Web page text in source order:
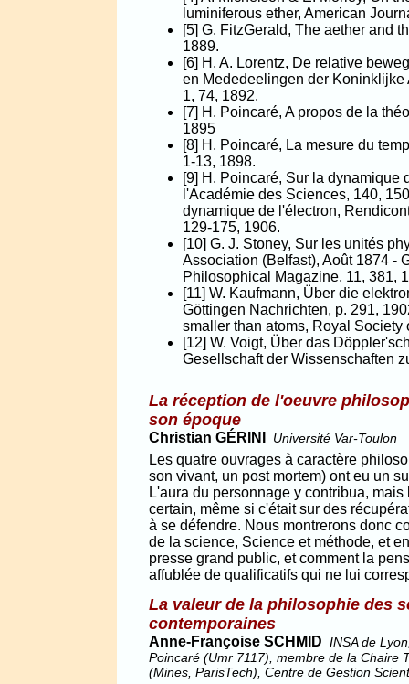
luminiferous ether, American
[5] G. FitzGerald, The aether and
1889.
[6] H. A. Lorentz, De relative
en Mededeelingen der
1, 74, 1892.
[7] H. Poincaré, A propos de la
1895
[8] H. Poincaré, La mesure du
1-13, 1898.
[9] H. Poincaré, Sur la dynamique
l'Académie des Sciences, 140,
dynamique de l'électron,
129-175, 1906.
[10] G. J. Stoney, Sur les unités
Association (Belfast), Août 1874 -
Philosophical Magazine, 11, 381,
[11] W. Kaufmann, Über die
Göttingen Nachrichten, p. 291,
smaller than atoms, Royal Society
[12] W. Voigt, Über das
Gesellschaft der Wissenschaften
La réception de l'oeuvre
son époque
Christian GÉRINI Université Var-Toulon
Les quatre ouvrages à caractère
son vivant, un post mortem) ont eu un
L'aura du personnage y contribua,
certain, même si c'était sur des
à se défendre. Nous montrerons donc
de la science, Science et méthode, et
presse grand public, et comment la
affublée de qualificatifs qui ne lui
La valeur de la philosophie des
contemporaines
Anne-Françoise SCHMID INSA de
Poincaré (Umr 7117), membre de la Chaire
(Mines, ParisTech), Centre de Gestion